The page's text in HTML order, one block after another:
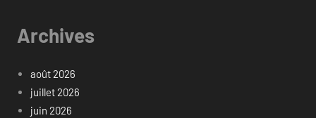
Archives
août 2026
juillet 2026
juin 2026